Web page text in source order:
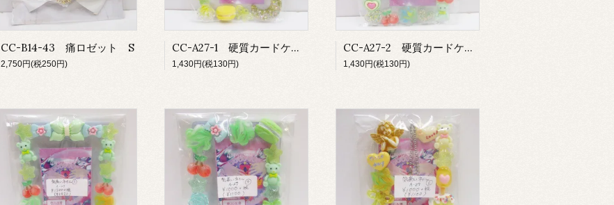
CC-B14-43 痛ロゼット S
2,750円(税250円)
CC-A27-1 硬質カードケース 大
1,430円(税130円)
CC-A27-2 硬質カードケース 大
1,430円(税130円)